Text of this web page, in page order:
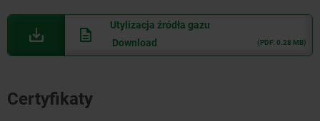
Utylizacja źródła gazu
Download
(PDF: 0.28 MB)
Certyfikaty